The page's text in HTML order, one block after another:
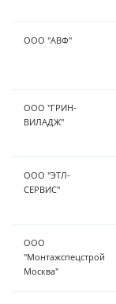
ООО "АВФ"
ООО "ГРИН-
ВИЛАДЖ"
ООО "ЭТЛ-
СЕРВИС"
ООО
"Монтажспецстрой
Москва"